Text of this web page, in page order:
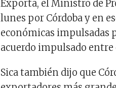
Exporta, el Ministro de
lunes por Córdoba y en
económicas impulsadas
acuerdo impulsado
Sica también dijo que